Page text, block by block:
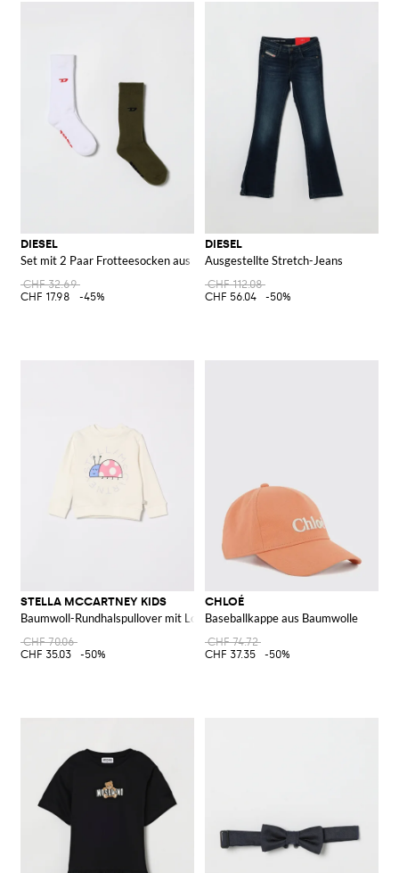
DIESEL
Set mit 2 Paar Frotteesocken aus Baumwolle
CHF 32.69
CHF 17.98
-45%
DIESEL
Ausgestellte Stretch-Jeans
CHF 112.08
CHF 56.04
-50%
STELLA MCCARTNEY KIDS
Baumwoll-Rundhalspullover mit Logo
CHF 70.06
CHF 35.03
-50%
CHLOÉ
Baseballkappe aus Baumwolle
CHF 74.72
CHF 37.35
-50%